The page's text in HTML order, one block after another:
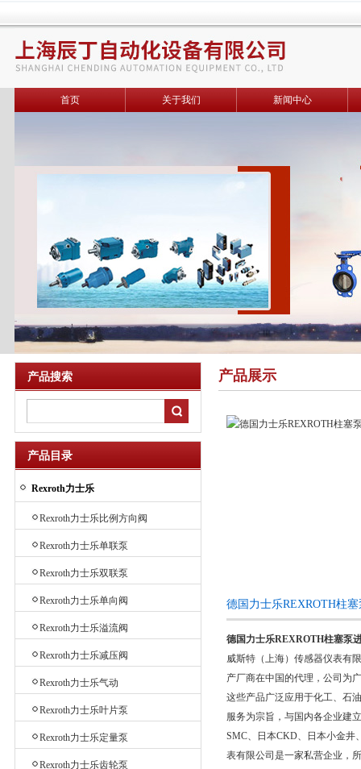
首页 关于我们 新闻中心
产品搜索
产品目录
Rexroth力士乐
Rexroth力士乐比例方向阀
Rexroth力士乐单联泵
Rexroth力士乐双联泵
Rexroth力士乐单向阀
Rexroth力士乐溢流阀
Rexroth力士乐减压阀
Rexroth力士乐气动
Rexroth力士乐叶片泵
Rexroth力士乐定量泵
Rexroth力士乐齿轮泵
产品展示
德国力士乐REXROTH柱
德国力士乐REXROTH柱塞泵
威斯特（上海）传感器仪表有
产厂商在中国的代理，公司为
这些产品广泛应用于化工、石
服务为宗旨，与国内各企业建
SMC、日本CKD、日本小金井
表有限公司是一家私营企业，